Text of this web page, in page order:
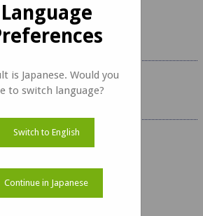
ドキュメント
Language
is Japanese. Would you
to switch language?
Switch to English
Continue in Japanese